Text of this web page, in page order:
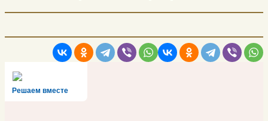
Решаем вместе